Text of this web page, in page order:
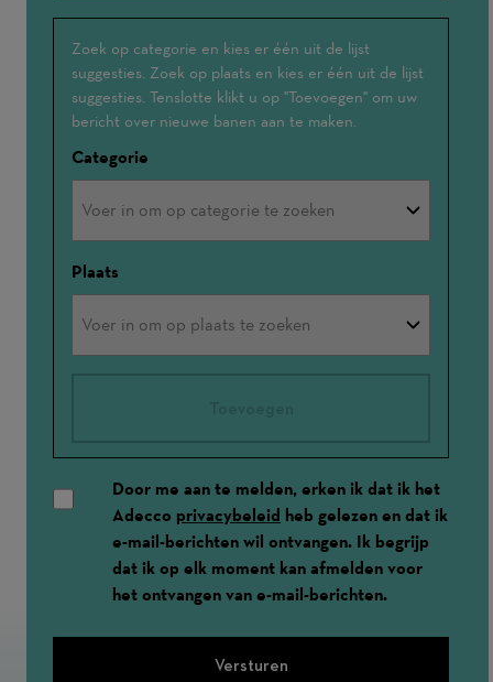
Geïnteresseerd
in
Zoek op categorie en kies er één uit de lijst
suggesties. Zoek op plaats en kies er één uit de lijst
suggesties. Tenslotte klikt u op "Toevoegen" om uw
bericht over nieuwe banen aan te maken.
Categorie
Plaats
Door me aan te melden, erken ik dat ik het
Adecco privacybeleid heb gelezen en dat ik
e-mail-berichten wil ontvangen. Ik begrijp
dat ik op elk moment kan afmelden voor
het ontvangen van e-mail-berichten.
Versturen